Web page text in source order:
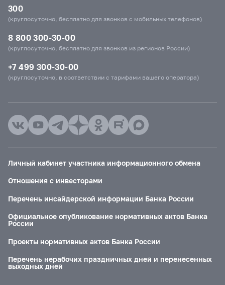
300
(круглосуточно, бесплатно для звонков с мобильных телефонов)
8 800 300-30-00
(круглосуточно, бесплатно для звонков из регионов России)
+7 499 300-30-00
(круглосуточно, в соответствии с тарифами вашего оператора)
Личный кабинет участника информационного обмена
Отношения с инвесторами
Перечень инсайдерской информации Банка России
Официальное опубликование нормативных актов Банка
России
Проекты нормативных актов Банка России
Перечень нерабочих праздничных дней и перенесенных
выходных дней